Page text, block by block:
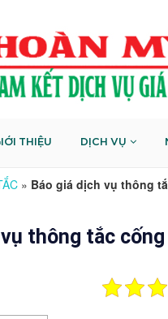
THIỆU DỊCH VỤ
» Báo giá dịch vụ thông
thông tắc